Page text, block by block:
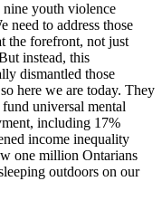
youth violence
need to address those
the forefront, not just
instead, this
dismantled those
here we are today. They
universal mental
including 17%
income inequality
one million Ontarians
outdoors on our